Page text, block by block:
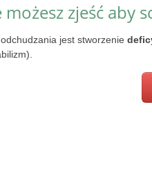
możesz zjeść aby
jest stworzenie